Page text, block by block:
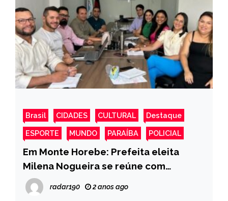
Brasil CIDADES CULTURAL Destaque
ESPORTE MUNDO PARAÍBA POLICIAL
Em Monte Horebe: Prefeita eleita
Milena Nogueira se reúne com
secretários e dá início aos trabalhos
de transição de governo
radar190 2 anos ago